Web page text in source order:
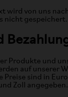
wird von uns
nicht gespeichert.
Produkte und
auf unserer
Preise sind in
Zoll angegeben.